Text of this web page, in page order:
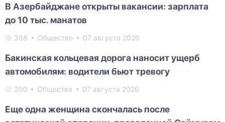
В Азербайджане открыты вакансии: зарплата
до 10 тыс. манатов
388 Общество 07 августа 2026
Бакинская кольцевая дорога наносит ущерб
автомобилям: водители бьют тревогу
200 Общество 07 августа 2026
Еще одна женщина скончалась после